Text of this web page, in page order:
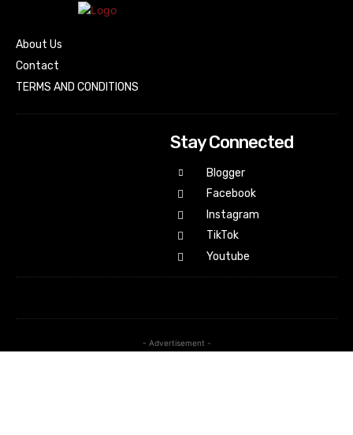
About Us
Contact
TERMS AND CONDITIONS
Stay Connected
Blogger
Facebook
Instagram
TikTok
Youtube
- Advertisement -